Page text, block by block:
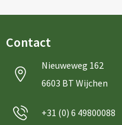
Contact
Nieuweweg 162
6603 BT Wijchen
+31 (0) 6 49800088